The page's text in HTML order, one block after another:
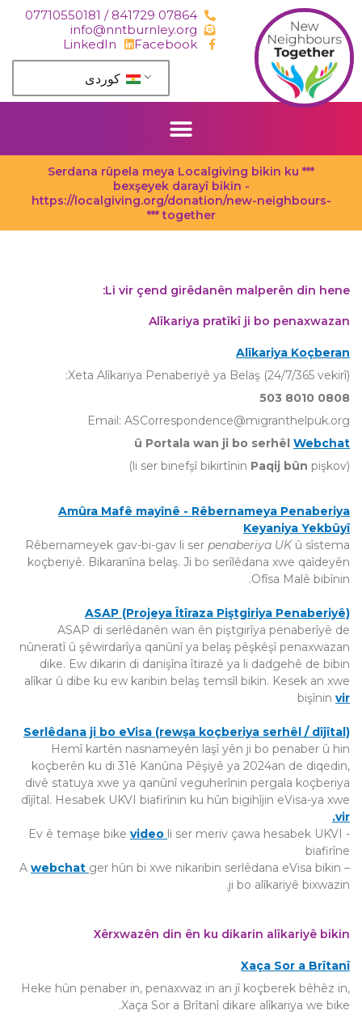
naverokê
derbas
bibin
07864 841729 / 07710550181
info@nntburnley.org
Facebook
LinkedIn
كوردی‎
*** Serdana rûpela meya Localgiving bikin ku
bexşeyek darayî bikin -
https://localgiving.org/donation/new-neighbours-
together ***
Li vir çend girêdanên malperên din hene:
Alîkariya pratîkî ji bo penaxwazan
Alîkariya Koçberan
Xeta Alîkariya Penaberiyê ya Belaş (24/7/365 vekirî):
0808 8010 503
Email: ASCorrespondence@migranthelpuk.org
û Portala wan ji bo serhêl Webchat
(li ser binefşî bikirtînin
Paqij bûn pişkov)
Amûra Mafê mayînê - Rêbernameya Penaberiya
Keyaniya Yekbûyî
Rêbernameyek gav-bi-gav li ser penaberiya UKû sîstema
koçberiyê. Bikaranîna belaş. Ji bo serîlêdana xwe qaîdeyên
Ofîsa Malê bibînin.
ASAP (Projeya Îtîraza Piştgiriya Penaberiyê)
ASAP di serlêdanên wan ên piştgirîya penaberîyê de
nûneratî û şêwirdarîya qanûnî ya belaş pêşkêşî penaxwazan
dike. Ew dikarin di danişîna îtirazê ya li dadgehê de bibin
alîkar û dibe ku ew karibin belaş temsîl bikin. Kesek an xwe
bişînin vir
Serlêdana ji bo eVisa (rewşa koçberiya serhêl / dîjîtal)
Hemî kartên nasnameyên laşî yên ji bo penaber û hin
koçberên ku di 31ê Kanûna Pêşiyê ya 2024an de diqedin,
divê statuya xwe ya qanûnî veguherînin pergala koçberiya
dîjîtal. Hesabek UKVI biafirînin ku hûn bigihîjin eVisa-ya xwe
vir.
- Ev ê temaşe bike
video li ser meriv çawa hesabek UKVI
biafirîne
– A
webchat ger hûn bi xwe nikaribin serlêdana eVisa bikin
ji bo alîkariyê bixwazin.
Xêrxwazên din ên ku dikarin alîkariyê bikin
Xaça Sor a Brîtanî
Heke hûn penaber in, penaxwaz in an jî koçberek bêhêz in,
Xaça Sor a Brîtanî dikare alîkariya we bike.